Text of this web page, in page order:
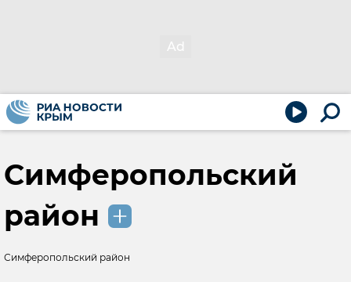
Симферопольский
район
Симферопольский район